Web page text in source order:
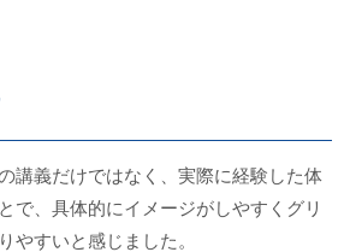
講義だけではなく、実際に経験した体
で、具体的にイメージがしやすくグリ
やすいと感じました。